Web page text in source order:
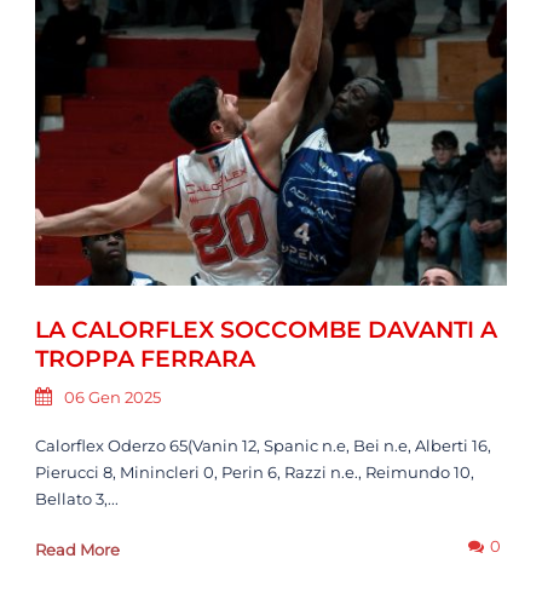
LA CALORFLEX SOCCOMBE DAVANTI A
TROPPA FERRARA
06 Gen 2025
Calorflex Oderzo 65(Vanin 12, Spanic n.e, Bei n.e, Alberti 16,
Pierucci 8, Minincleri 0, Perin 6, Razzi n.e., Reimundo 10,
Bellato 3,...
Read More 0